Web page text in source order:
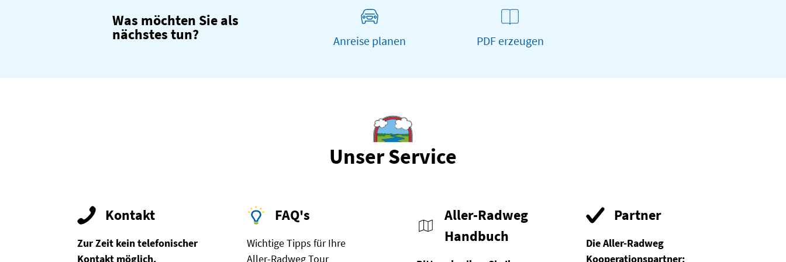
Was möchten Sie als
nächstes tun? Anreise planen PDF erzeugen
Unser Service
Kontakt
Zur Zeit kein telefonischer
Kontakt möglich.
FAQ's
Wichtige Tipps für Ihre
Aller-Radweg Tour
Aller-Radweg
Handbuch
Partner
Die Aller-Radweg
Kooperationspartner: